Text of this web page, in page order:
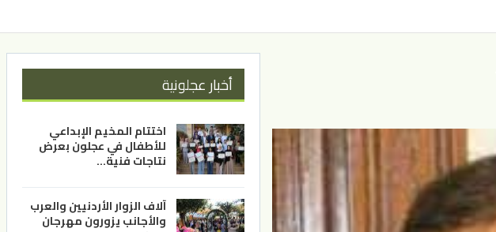
أخبار عجلونية
اختتام المخيم الإبداعي
للأطفال في عجلون بعرض
نتاجات فنية…
آلاف الزوار الأردنيين والعرب
والأجانب يزورون مهرجان